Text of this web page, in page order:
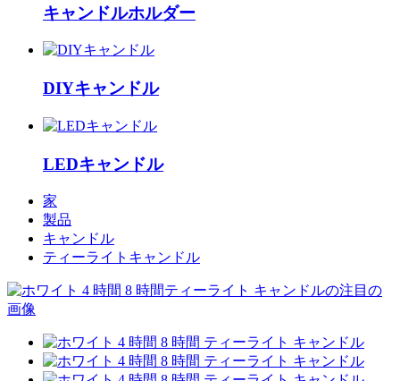
キャンドルホルダー
DIYキャンドル
LEDキャンドル
家
製品
キャンドル
ティーライトキャンドル